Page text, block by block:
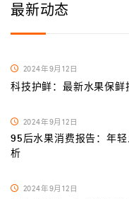
最新动态
2024年9月12日
科技护鲜：最新水果保
2024年9月12日
95后水果消费报告：年
析
2024年9月12日